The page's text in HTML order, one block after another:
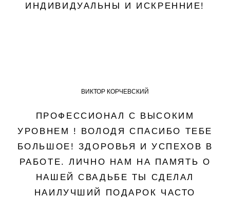
ИНДИВИДУАЛЬНЫ И ИСКРЕННИЕ!
ВИКТОР КОРЧЕВСКИЙ
ПРОФЕССИОНАЛ С ВЫСОКИМ
УРОВНЕМ ! ВОЛОДЯ СПАСИБО ТЕБЕ
БОЛЬШОЕ! ЗДОРОВЬЯ И УСПЕХОВ В
РАБОТЕ. ЛИЧНО НАМ НА ПАМЯТЬ О
НАШЕЙ СВАДЬБЕ ТЫ СДЕЛАЛ
НАИЛУЧШИЙ ПОДАРОК ЧАСТО